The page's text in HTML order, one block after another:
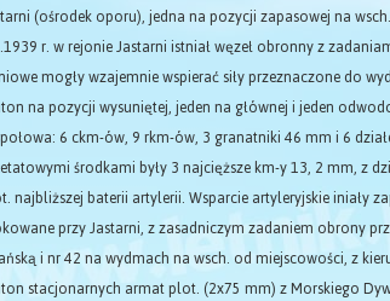
(ośrodek oporu), jedna na pozycji zapasowej na
r. w rejonie Jastarni istniał węzeł obronny z
mogły wzajemnie wspierać siły przeznaczone do
na pozycji wysuniętej, jeden na głównej i jeden
6 ckm-ów, 9 rkm-ów, 3 granatniki 46 mm i 6
środkami były 3 najcięższe km-y 13, 2 mm, z
najbliższej baterii artylerii. Wsparcie artyleryjskie
przy Jastarni, z zasadniczym zadaniem obrony
i nr 42 na wydmach na wsch. od miejscowości, z
stacjonarnych armat plot. (2x75 mm) z Morskiego